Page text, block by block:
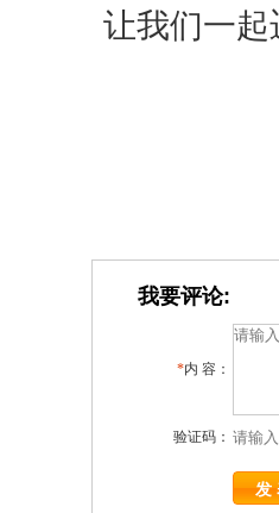
让我们一
我要评论:
*内 容：
验证码：